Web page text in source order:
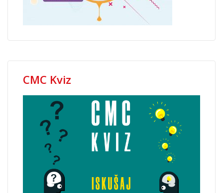
CMC Kviz